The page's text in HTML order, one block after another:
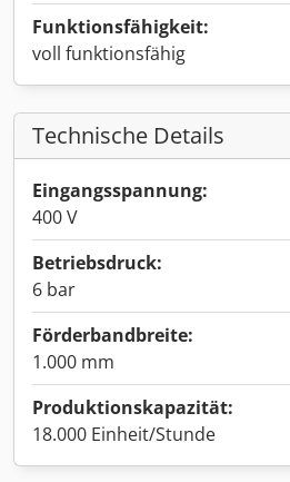
Funktionsfähigkeit:
voll funktionsfähig
Technische Details
Eingangsspannung:
400 V
Betriebsdruck:
6 bar
Förderbandbreite:
1.000 mm
Produktionskapazität:
18.000 Einheit/Stunde